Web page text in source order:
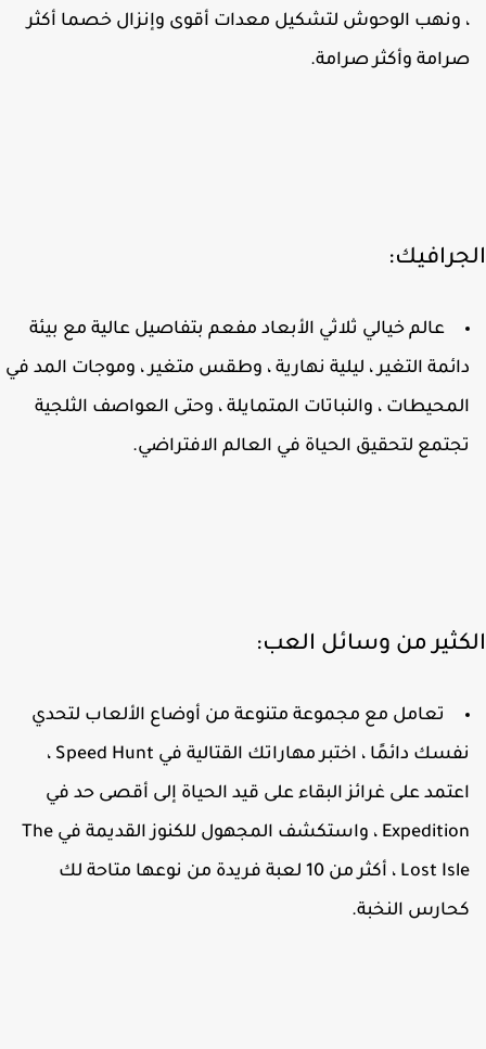
ونهب الوحوش لتشكيل معدات أقوى وإنزال خصما أكثر
وأكثر صرامة.
عالم خيالي ثلاثي الأبعاد مفعم بتفاصيل عالية مع بيئة
التغير ، ليلية نهارية ، وطقس متغير ، وموجات المد في
، والنباتات المتمايلة ، وحتى العواصف الثلجية
لتحقيق الحياة في العالم الافتراضي.
من وسائل العب:
تعامل مع مجموعة متنوعة من أوضاع الألعاب لتحدي
نفسك دائمًا ، اختبر مهاراتك القتالية في Speed ​​Hunt ،
على غرائز البقاء على قيد الحياة إلى أقصى حد في
Expedition ، واستكشف المجهول للكنوز القديمة في The
Lost Isle ، أكثر من 10 لعبة فريدة من نوعها متاحة لك
النخبة.